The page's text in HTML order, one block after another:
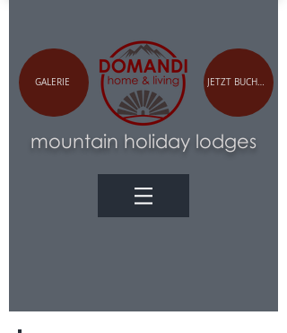
GALERIE JETZT BUCHEN
mountain holiday lodges